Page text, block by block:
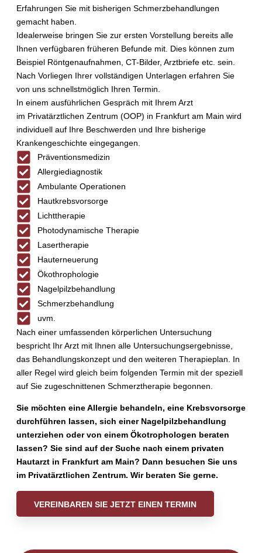
Erfahrungen Sie mit bisherigen Schmerzbehandlungen
gemacht haben.
Idealerweise bringen Sie zur ersten Vorstellung bereits alle
Ihnen verfügbaren früheren Befunde mit. Dies können zum
Beispiel Röntgenaufnahmen, CT-Bilder, Arztbriefe etc. sein.
Nach Vorliegen Ihrer vollständigen Unterlagen erfahren Sie
von uns schnellstmöglich Ihren Termin.
In einem ausführlichen Gespräch mit Ihrem Arzt
im Privatärztlichen Zentrum (OOP) in Frankfurt am Main wird
individuell auf Ihre Beschwerden und Ihre bisherige
Krankengeschichte eingegangen.
Präventionsmedizin
Allergiediagnostik
Ambulante Operationen
Hautkrebsvorsorge
Lichttherapie
Photodynamische Therapie
Lasertherapie
Hauterneuerung
Ökothrophologie
Nagelpilzbehandlung
Schmerzbehandlung
uvm.
Nach einer umfassenden körperlichen Untersuchung
bespricht Ihr Arzt mit Ihnen alle Untersuchungsergebnisse,
das Behandlungskonzept und den weiteren Therapieplan. In
aller Regel wird gleich beim folgenden Termin mit der speziell
auf Sie zugeschnittenen Schmerztherapie begonnen.
Sie möchten eine Allergie behandeln, eine Krebsvorsorge
durchführen lassen, sich einer Nagelpilzbehandlung
unterziehen oder von einem Ökotrophologen beraten
lassen? Sie sind auf der Suche nach einem privaten
Hautarzt in Frankfurt am Main? Dann besuchen Sie uns
im Privatärztlichen Zentrum. Wir beraten Sie gerne.
VEREINBAREN SIE JETZT EINEN TERMIN